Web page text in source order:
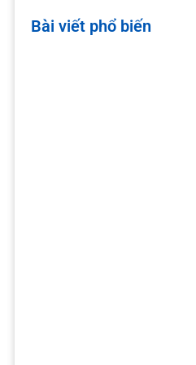
Bài viết phổ biến